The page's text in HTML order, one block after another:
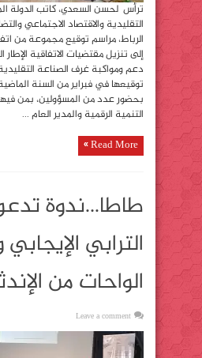
ترأس لحسن السعدي، كاتب الدولة
التقليدية والاقتصاد الاجتماعي
الرباط، مراسم توقيع مجموعة من
إلى تنزيل مقتضيات الاتفاقية
دعم ومواكبة غرف الصناعة
توقيعها في فبراير من السنة
بحضور عدد من المسؤولين، بمن فيهم
التنمية الرقمية والمدير العام ...
Read More »
طاطا…ندوة
الترابي
الواحات من
Leave a comment